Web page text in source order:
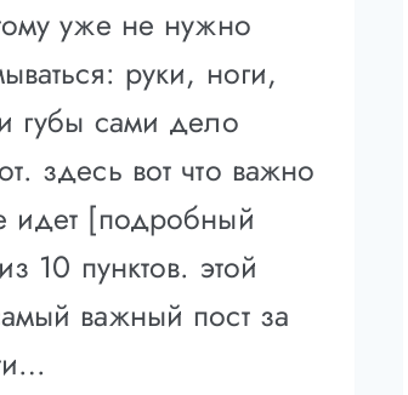
уже не нужно
руки, ноги,
губы сами дело
здесь вот что важно
идет [подробный
10 пунктов. этой
важный пост за